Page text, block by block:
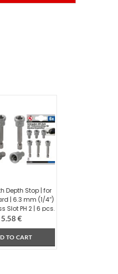
Depth Stop | for
| 6.3 mm (1/4″)
Slot PH 2 | 6 pcs.
(50406)
5.58€
TO CART